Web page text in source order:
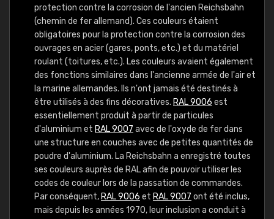
protection contre la corrosion de l'ancien Reichsbahn
(chemin de fer allemand). Ces couleurs étaient
obligatoires pour la protection contre la corrosion des
ouvrages en acier (gares, ponts, etc.) et du matériel
roulant (toitures, etc.). Les couleurs avaient également
des fonctions similaires dans l'ancienne armée de l'air et
la marine allemandes. Ils n'ont jamais été destinés à
être utilisés à des fins décoratives. RAL 9006 est
essentiellement produit à partir de particules
d'aluminium et RAL 9007 avec de l'oxyde de fer dans
une structure en couches avec de petites quantités de
poudre d'aluminium. La Reichsbahn a enregistré toutes
ses couleurs auprès de RAL afin de pouvoir utiliser les
codes de couleur lors de la passation de commandes.
Par conséquent, RAL 9006 et RAL 9007 ont été inclus,
mais depuis les années 1970, leur inclusion a conduit à